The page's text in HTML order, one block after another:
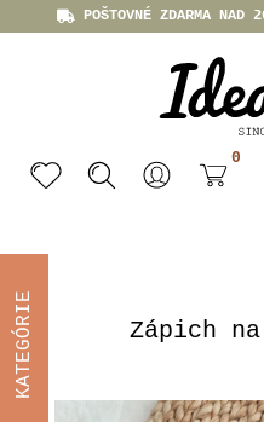
POŠTOVNÉ ZDARMA NAD
0
Zápich
KATEGÓRIE